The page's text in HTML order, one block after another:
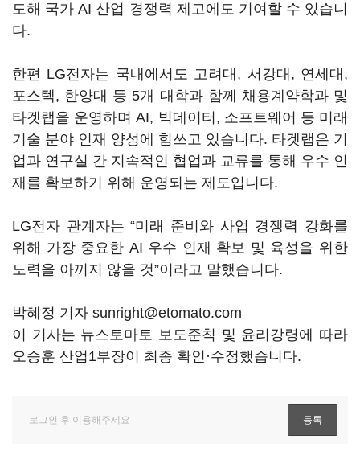
도해 국가 AI 산업 경쟁력 제고에도 기여할 수 있습니
다.
한편 LG전자는 국내에서도 고려대, 서강대, 연세대,
포스텍, 한양대 등 5개 대학과 함께 채용계약학과 및
타겟랩을 운영하며 AI, 빅데이터, 소프트웨어 등 미래
기술 분야 인재 양성에 힘쓰고 있습니다. 타겟랩은 기
업과 연구실 간 지속적인 협업과 교류를 통해 우수 인
재를 확보하기 위해 운영되는 제도입니다.
LG전자 관계자는 “미래 준비와 사업 경쟁력 강화를
위해 가장 중요한 AI 우수 인재 확보 및 육성을 위한
노력을 아끼지 않을 것”이라고 말했습니다.
박혜정 기자 sunright@etomato.com
이 기사는 뉴스토마토 보도준칙 및 윤리강령에 따라
오승훈 산업1부장이 최종 확인·수정했습니다.